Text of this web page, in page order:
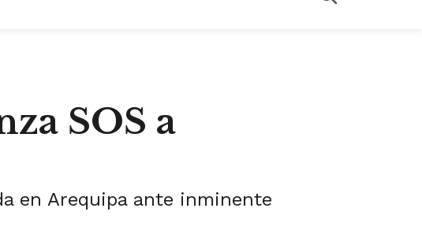
SOS a
en Arequipa ante inminente